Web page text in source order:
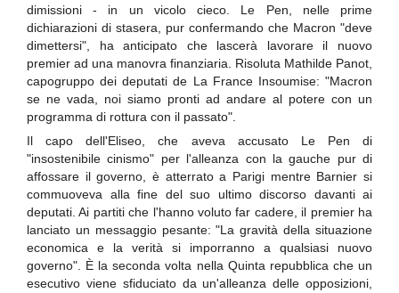
dimissioni - in un vicolo cieco. Le Pen, nelle prime
dichiarazioni di stasera, pur confermando che Macron "deve
dimettersi", ha anticipato che lascerà lavorare il nuovo
premier ad una manovra finanziaria. Risoluta Mathilde Panot,
capogruppo dei deputati de La France Insoumise: "Macron
se ne vada, noi siamo pronti ad andare al potere con un
programma di rottura con il passato".
Il capo dell'Eliseo, che aveva accusato Le Pen di
"insostenibile cinismo" per l'alleanza con la gauche pur di
affossare il governo, è atterrato a Parigi mentre Barnier si
commuoveva alla fine del suo ultimo discorso davanti ai
deputati. Ai partiti che l'hanno voluto far cadere, il premier ha
lanciato un messaggio pesante: "La gravità della situazione
economica e la verità si imporranno a qualsiasi nuovo
governo". È la seconda volta nella Quinta repubblica che un
esecutivo viene sfiduciato da un'alleanza delle opposizioni,